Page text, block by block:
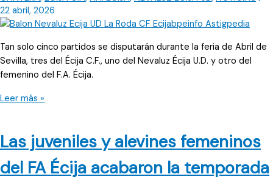
22 abril, 2026
Tan solo cinco partidos se disputarán durante la feria de Abril de
Sevilla, tres del Écija C.F., uno del Nevaluz Écija U.D. y otro del
femenino del F.A. Écija.
La
Sevilla
paraliza
la
Leer más »
Las juveniles y alevines femeninos
del FA Écija acabaron la temporada